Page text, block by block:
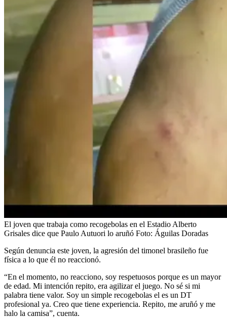
El joven que trabaja como recogebolas en el Estadio Alberto
Grisales dice que Paulo Autuori lo aruñó Foto: Águilas Doradas
Según denuncia este joven, la agresión del timonel brasileño fue
física a lo que él no reaccionó.
“En el momento, no reacciono, soy respetuosos porque es un mayor
de edad. Mi intención repito, era agilizar el juego. No sé si mi
palabra tiene valor. Soy un simple recogebolas el es un DT
profesional ya. Creo que tiene experiencia. Repito, me aruñó y me
halo la camisa”, cuenta.